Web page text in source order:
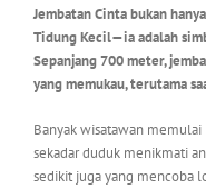
Jembatan Cinta bukan
Tidung Kecil—ia adalah
Sepanjang 700 meter,
yang memukau, terutama
Banyak wisatawan
sekadar duduk menikmati
sedikit juga yang mencoba